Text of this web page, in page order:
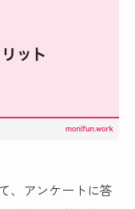
、アンケートに答